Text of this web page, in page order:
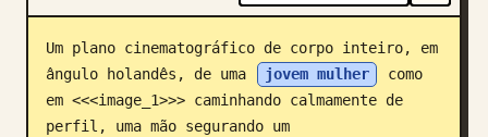
Blogue
Atualizações
Um plano cinematográfico de corpo inteiro, em
ângulo holandês, de uma
jovem mulher
como
em <<<image_1>>> caminhando calmamente de
perfil, uma mão segurando um